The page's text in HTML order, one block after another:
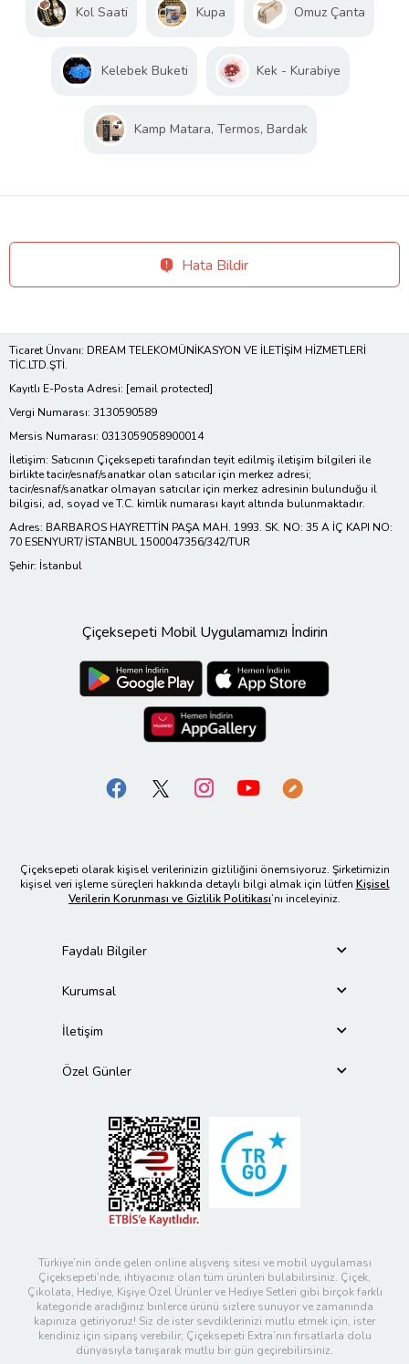
Kol Saati Kupa Omuz Çanta
Kelebek Buketi Kek - Kurabiye
Kamp Matara, Termos, Bardak
Hata Bildir
Ticaret Ünvanı: DREAM TELEKOMÜNİKASYON VE İLETİŞİM HİZMETLERİ
TİC.LTD.ŞTİ.
Kayıtlı E-Posta Adresi: [email protected]
Vergi Numarası: 3130590589
Mersis Numarası: 0313059058900014
İletişim: Satıcının Çiçeksepeti tarafından teyit edilmiş iletişim bilgileri ile
birlikte tacir/esnaf/sanatkar olan satıcılar için merkez adresi;
tacir/esnaf/sanatkar olmayan satıcılar için merkez adresinin bulunduğu il
bilgisi, ad, soyad ve T.C. kimlik numarası kayıt altında bulunmaktadır.
Adres: BARBAROS HAYRETTİN PAŞA MAH. 1993. SK. NO: 35 A İÇ KAPI NO:
70 ESENYURT/ İSTANBUL 1500047356/342/TUR
Şehir: İstanbul
Çiçeksepeti Mobil Uygulamamızı İndirin
Çiçeksepeti olarak kişisel verilerinizin gizliliğini önemsiyoruz. Şirketimizin
kişisel veri işleme süreçleri hakkında detaylı bilgi almak için lütfen Kişisel
Verilerin Korunması ve Gizlilik Politikası’nı inceleyiniz.
Faydalı Bilgiler
Kurumsal
İletişim
Özel Günler
Türkiye’nin önde gelen online alışveriş sitesi ve mobil uygulaması
Çiçeksepeti’nde, ihtiyacınız olan tüm ürünleri bulabilirsiniz. Çiçek,
Çikolata, Hediye, Kişiye Özel Ürünler ve Hediye Setleri gibi birçok farklı
kategoride aradığınız binlerce ürünü sizlere sunuyor ve zamanında
kapınıza getiriyoruz! Siz de ister sevdiklerinizi mutlu etmek için, ister
kendiniz için sipariş verebilir; Çiçeksepeti Extra’nın fırsatlarla dolu
dünyasıyla tanışarak mutlu bir gün geçirebilirsiniz.